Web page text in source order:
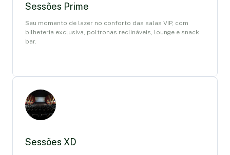
Sessões Prime
Seu momento de lazer no conforto das salas VIP, com
bilheteria exclusiva, poltronas reclináveis, lounge e snack
bar.
Sessões XD